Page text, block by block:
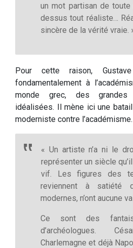
un mot partisan de
dessus tout réaliste…
sincère de la vérité vraie.
Pour cette raison,
fondamentalement à
monde grec, des grandes
idéalisées. Il mène ici une
moderniste contre
« Un artiste n’a ni le
représenter un siècle
vif. Les figures des
reviennent à satiété
modernes, n’ont aucune
Ce sont des
d’archéologues.
Charlemagne et déjà